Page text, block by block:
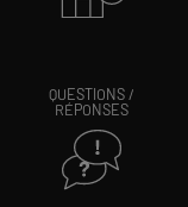
QUESTIONS /
RÉPONSES